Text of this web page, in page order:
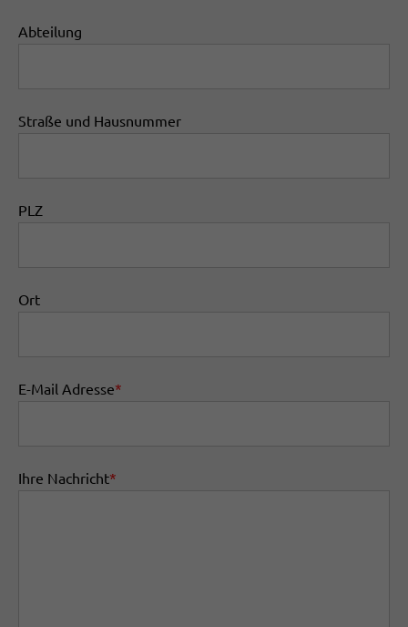
Abteilung
Straße und Hausnummer
PLZ
Ort
E-Mail Adresse*
Ihre Nachricht*